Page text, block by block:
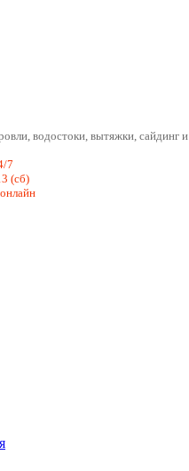
водостоки, вытяжки, сайдинг
7
(сб)
онлайн